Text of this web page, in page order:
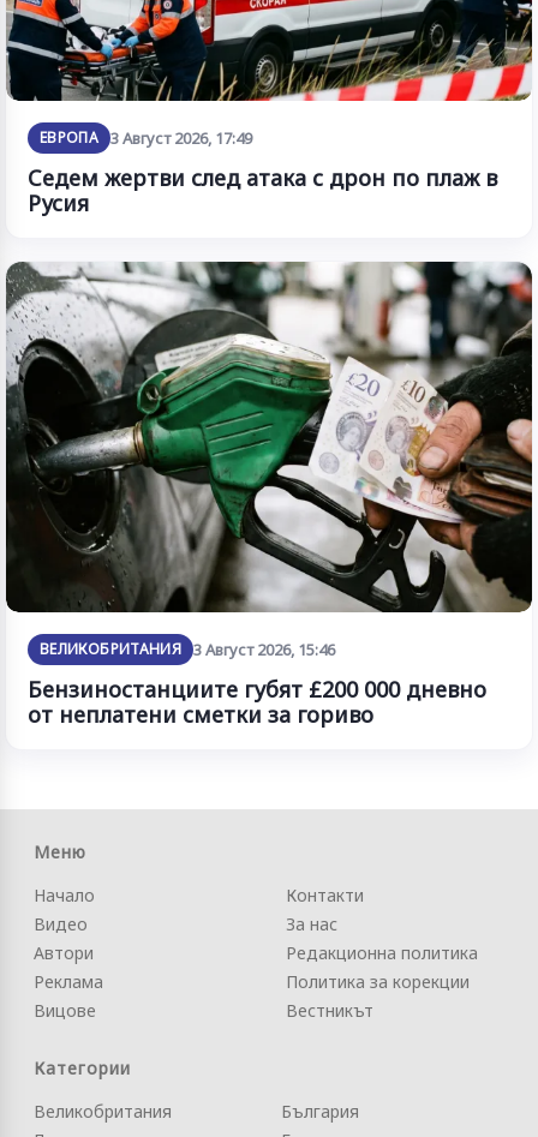
ЕВРОПА 3 Август 2026, 17:49
Седем жертви след атака с дрон по плаж в
Русия
ВЕЛИКОБРИТАНИЯ 3 Август 2026, 15:46
Бензиностанциите губят £200 000 дневно
от неплатени сметки за гориво
Меню
Начало
Видео
Автори
Реклама
Вицове
Контакти
За нас
Редакционна политика
Политика за корекции
Вестникът
Категории
Великобритания
България